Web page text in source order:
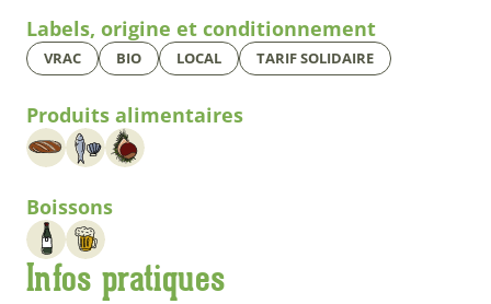
Labels, origine et conditionnement
VRAC BIO LOCAL TARIF SOLIDAIRE
Produits alimentaires
Boissons
Infos pratiques